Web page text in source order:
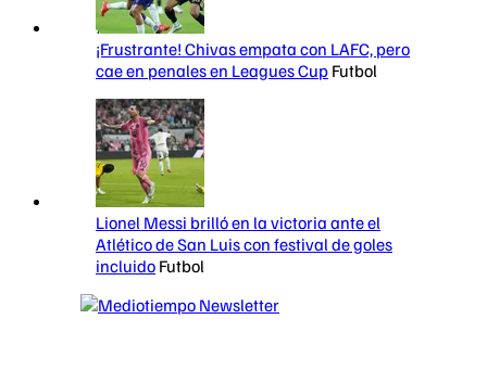
¡Frustrante! Chivas empata con LAFC, pero
cae en penales en Leagues Cup Futbol
Lionel Messi brilló en la victoria ante el
Atlético de San Luis con festival de goles
incluido Futbol